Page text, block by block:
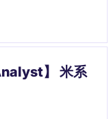
だきます。
】 米系